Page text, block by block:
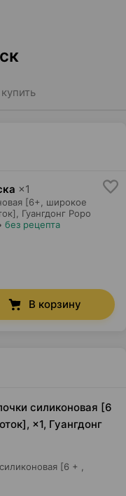
×1
[6+, широкое
Гуангдонг Роро
без рецепта
В корзину
силиконовая [6
×1, Гуангдонг
[6 + ,